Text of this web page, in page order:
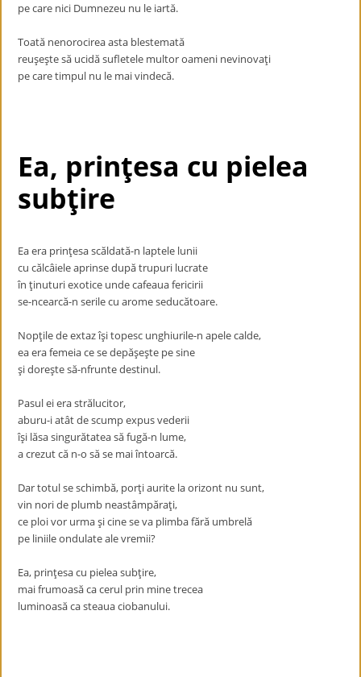
pe care nici Dumnezeu nu le iartă.
Toată nenorocirea asta blestemată
reuşeşte să ucidă sufletele multor oameni nevinovaţi
pe care timpul nu le mai vindecă.
Ea, prinţesa cu pielea
subţire
Ea era prinţesa scăldată-n laptele lunii
cu călcâiele aprinse după trupuri lucrate
în ţinuturi exotice unde cafeaua fericirii
se-ncearcă-n serile cu arome seducătoare.
Nopţile de extaz îşi topesc unghiurile-n apele calde,
ea era femeia ce se depăşeşte pe sine
şi doreşte să-nfrunte destinul.
Pasul ei era strălucitor,
aburu-i atât de scump expus vederii
îşi lăsa singurătatea să fugă-n lume,
a crezut că n-o să se mai întoarcă.
Dar totul se schimbă, porţi aurite la orizont nu sunt,
vin nori de plumb neastâmpăraţi,
ce ploi vor urma şi cine se va plimba fără umbrelă
pe liniile ondulate ale vremii?
Ea, prinţesa cu pielea subţire,
mai frumoasă ca cerul prin mine trecea
luminoasă ca steaua ciobanului.